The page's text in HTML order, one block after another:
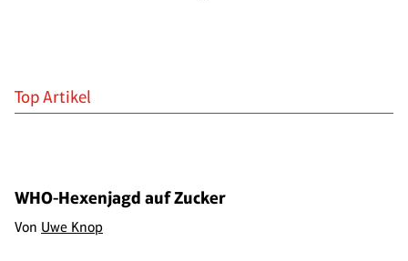
Top Artikel
WHO-Hexenjagd auf Zucker
Von Uwe Knop